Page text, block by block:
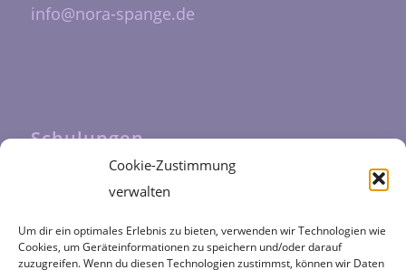
Cookie-Zustimmung
verwalten
Um dir ein optimales Erlebnis zu bieten, verwenden wir Technologien wie
Cookies, um Geräteinformationen zu speichern und/oder darauf
zuzugreifen. Wenn du diesen Technologien zustimmst, können wir Daten
info@nora-spange.de
Schulungen
Unsere Schulungen werden durch das
Fortbildungszentrum Halfmann